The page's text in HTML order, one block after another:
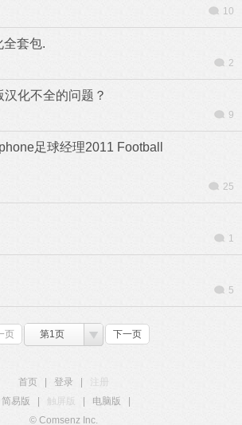
10
全套包.
2
化不全的问题？
9
足球经理2011 Football
25
1
5
页 第1页 下一页
首页 登录
简易版
触屏版 电脑版
© Comsenz Inc.